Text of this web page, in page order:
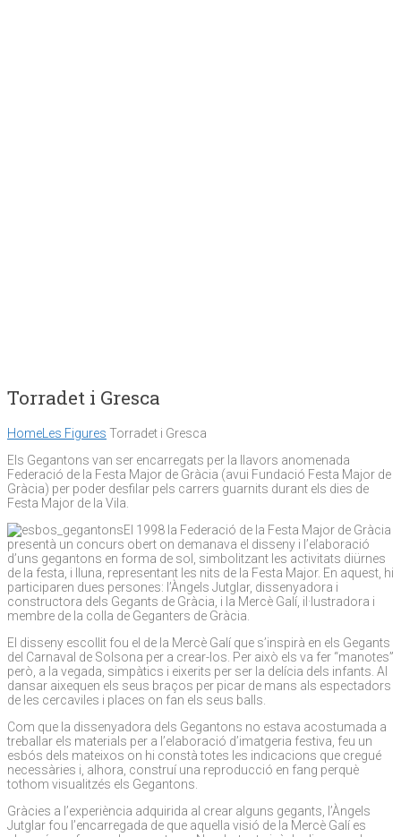
Torradet i Gresca
Home Les Figures Torradet i Gresca
Els Gegantons van ser encarregats per la llavors anomenada
Federació de la Festa Major de Gràcia (avui Fundació Festa Major de
Gràcia) per poder desfilar pels carrers guarnits durant els dies de
Festa Major de la Vila.
El 1998 la Federació de la Festa Major de Gràcia
presentà un concurs obert on demanava el disseny i l’elaboració
d’uns gegantons en forma de sol, simbolitzant les activitats diürnes
de la festa, i lluna, representant les nits de la Festa Major. En aquest, hi
participaren dues persones: l’Àngels Jutglar, dissenyadora i
constructora dels Gegants de Gràcia, i la Mercè Galí, il·lustradora i
membre de la colla de Geganters de Gràcia.
El disseny escollit fou el de la Mercè Galí que s’inspirà en els Gegants
del Carnaval de Solsona per a crear-los. Per això els va fer “manotes”
però, a la vegada, simpàtics i eixerits per ser la delícia dels infants. Al
dansar aixequen els seus braços per picar de mans als espectadors
de les cercaviles i places on fan els seus balls.
Com que la dissenyadora dels Gegantons no estava acostumada a
treballar els materials per a l’elaboració d’imatgeria festiva, feu un
esbós dels mateixos on hi constà totes les indicacions que cregué
necessàries i, alhora, construí una reproducció en fang perquè
tothom visualitzés els Gegantons.
Gràcies a l’experiència adquirida al crear alguns gegants, l’Àngels
Jutglar fou l’encarregada de que aquella visió de la Mercè Galí es